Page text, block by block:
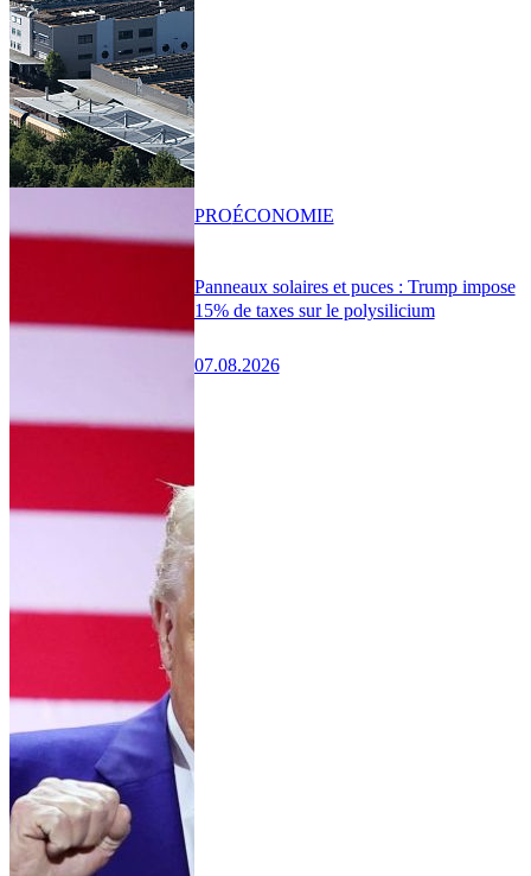
Panneaux solaires et puces : Trump impose
15% de taxes sur le polysilicium
07.08.2026
PROÉCONOMIE